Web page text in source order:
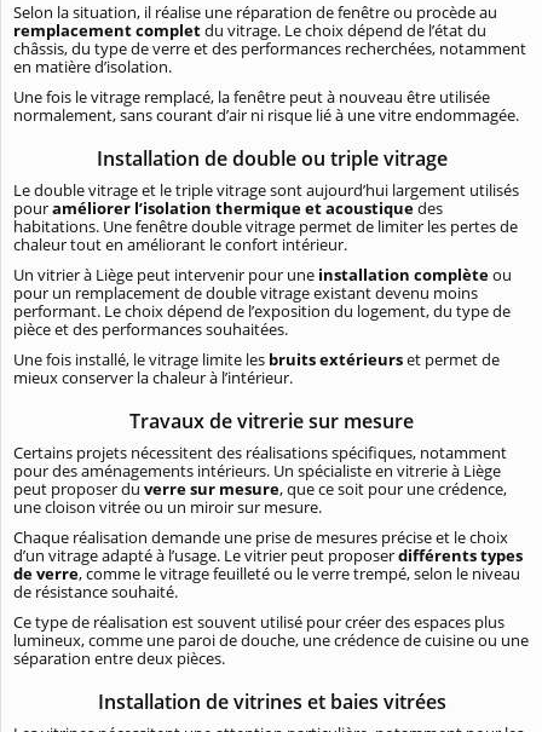
Selon la situation, il réalise une réparation de fenêtre ou procède au
remplacement completdu vitrage. Le choix dépend de l’état du
châssis, du type de verre et des performances recherchées, notamment
en matière d’isolation.
Une fois le vitrage remplacé, la fenêtre peut à nouveau être utilisée
normalement, sans courant d’air ni risque lié à une vitre endommagée.
Installation de double ou triple vitrage
Le double vitrage et le triple vitrage sont aujourd’hui largement utilisés
pouraméliorer l’isolation thermique et acoustiquedes
habitations. Une fenêtre double vitrage permet de limiter les pertes de
chaleur tout en améliorant le confort intérieur.
Un vitrier à Liège peut intervenir pour une installation complèteou
pour un remplacement de double vitrage existant devenu moins
performant. Le choix dépend de l’exposition du logement, du type de
pièce et des performances souhaitées.
Une fois installé, le vitrage limite les bruits extérieurset permet de
mieux conserver la chaleur à l’intérieur.
Travaux de vitrerie sur mesure
Certains projets nécessitent des réalisations spécifiques, notamment
pour des aménagements intérieurs. Un spécialiste en vitrerie à Liège
peut proposer du verre sur mesure, que ce soit pour une crédence,
une cloison vitrée ou un miroir sur mesure.
Chaque réalisation demande une prise de mesures précise et le choix
d’un vitrage adapté à l’usage. Le vitrier peut proposerdifférents types
de verre, comme le vitrage feuilleté ou le verre trempé, selon le niveau
de résistance souhaité.
Ce type de réalisation est souvent utilisé pour créer des espaces plus
lumineux, comme une paroi de douche, une crédence de cuisine ou une
séparation entre deux pièces.
Installation de vitrines et baies vitrées